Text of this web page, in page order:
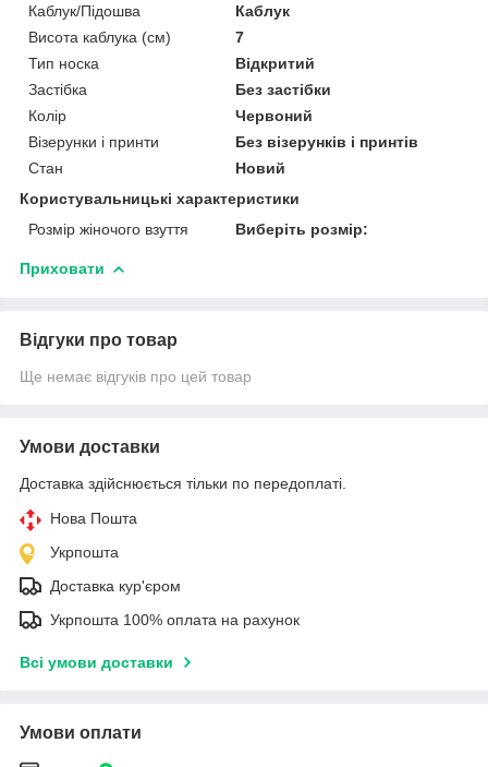
Каблук/Підошва
Каблук
Висота каблука (см)
7
Тип носка
Відкритий
Застібка
Без застібки
Колір
Червоний
Візерунки і принти
Без візерунків і принтів
Стан
Новий
Користувальницькі характеристики
Розмір жіночого взуття
Виберіть розмір:
Приховати
Відгуки про товар
Ще немає відгуків про цей товар
Умови доставки
Доставка здійснюється тільки по передоплаті.
Нова Пошта
Укрпошта
Доставка кур'єром
Укрпошта 100% оплата на рахунок
Всі умови доставки
Умови оплати